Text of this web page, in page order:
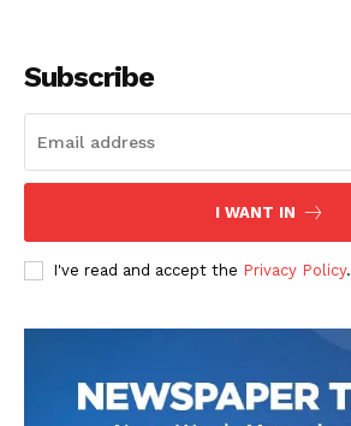
DOWNLOAD NOW
Subscribe
I WANT IN
I've read and accept the Privacy Policy.